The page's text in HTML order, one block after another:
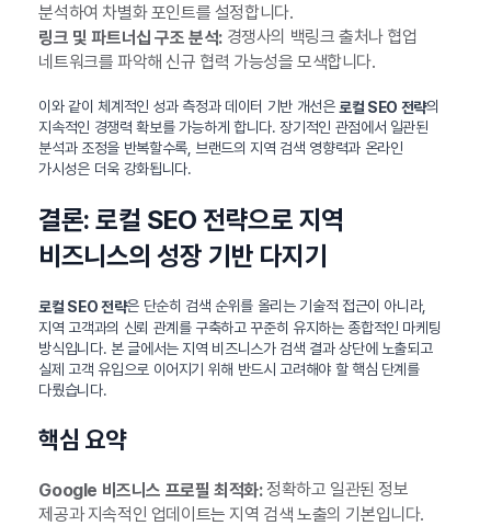
분석하여 차별화 포인트를 설정합니다.
링크 및 파트너십 구조 분석:경쟁사의 백링크 출처나 협업
네트워크를 파악해 신규 협력 가능성을 모색합니다.
이와 같이 체계적인 성과 측정과 데이터 기반 개선은 로컬 SEO 전략의
지속적인 경쟁력 확보를 가능하게 합니다. 장기적인 관점에서 일관된
분석과 조정을 반복할수록, 브랜드의 지역 검색 영향력과 온라인
가시성은 더욱 강화됩니다.
결론: 로컬 SEO 전략으로 지역
비즈니스의 성장 기반 다지기
로컬 SEO 전략은 단순히 검색 순위를 올리는 기술적 접근이 아니라,
지역 고객과의 신뢰 관계를 구축하고 꾸준히 유지하는 종합적인 마케팅
방식입니다. 본 글에서는 지역 비즈니스가 검색 결과 상단에 노출되고
실제 고객 유입으로 이어지기 위해 반드시 고려해야 할 핵심 단계를
다뤘습니다.
핵심 요약
Google 비즈니스 프로필 최적화:정확하고 일관된 정보
제공과 지속적인 업데이트는 지역 검색 노출의 기본입니다.